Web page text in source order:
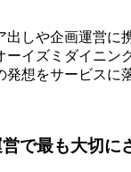
しや企画運営
イズミダイニ
想をサービス
で最も大切に